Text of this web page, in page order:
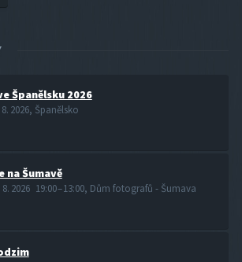
Španělsku 2026
8. 2026, Španělsko
Šumavě
8. 2026 19:00 – 13:00, Dům fotografů - Šumava